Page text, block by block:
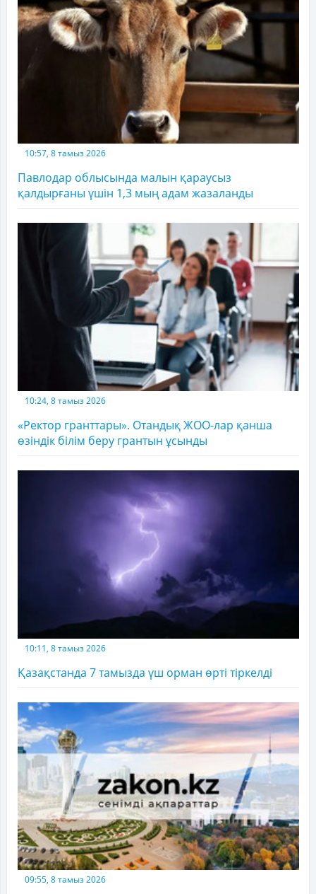
10:57, 8 тамыз 2026
Павлодар облысында малын қараусыз
қалдырғаны үшін 1,3 мың адам жазаланды
10:24, 8 тамыз 2026
«Ректор гранттары». Отандық ЖОО-лар қанша
өзіндік білім беру грантын ұсынды
10:11, 8 тамыз 2026
Қазақстанда 7 тамызда үш орман өрті тіркелді
09:55, 8 тамыз 2026